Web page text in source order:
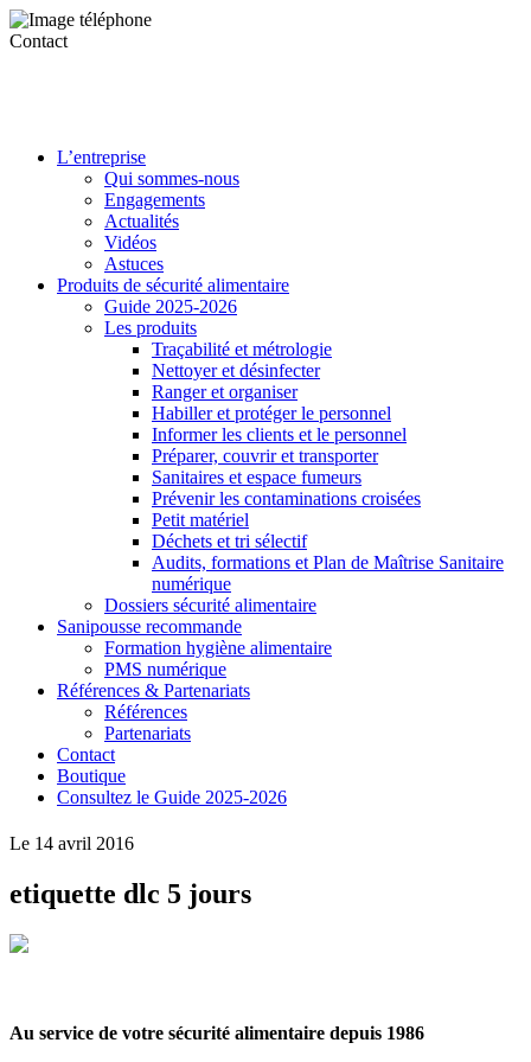
Contact
L’entreprise
Qui sommes-nous
Engagements
Actualités
Vidéos
Astuces
Produits de sécurité alimentaire
Guide 2025-2026
Les produits
Traçabilité et métrologie
Nettoyer et désinfecter
Ranger et organiser
Habiller et protéger le personnel
Informer les clients et le personnel
Préparer, couvrir et transporter
Sanitaires et espace fumeurs
Prévenir les contaminations croisées
Petit matériel
Déchets et tri sélectif
Audits, formations et Plan de Maîtrise Sanitaire
numérique
Dossiers sécurité alimentaire
Sanipousse recommande
Formation hygiène alimentaire
PMS numérique
Références & Partenariats
Références
Partenariats
Contact
Boutique
Consultez le Guide 2025-2026
Le 14 avril 2016
etiquette dlc 5 jours
Au service de votre sécurité alimentaire depuis 1986